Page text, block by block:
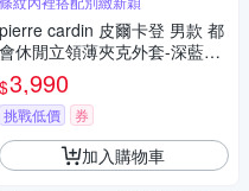
pierre cardin 皮爾卡登 男款 都
會休閒立領薄夾克外套-深藍色
(5245602-38)
$3,990
挑戰低價 券
加入購物車